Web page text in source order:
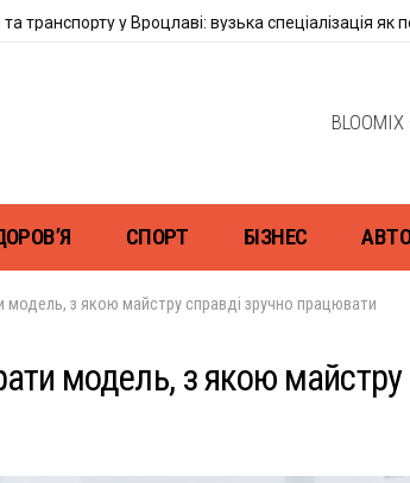
транспорту у Вроцлаві: вузька спеціалізація як
BLOOMIX —
СПОРТ БІЗНЕС
модель, з якою майстру справді зручно працювати
модель, з якою майстру